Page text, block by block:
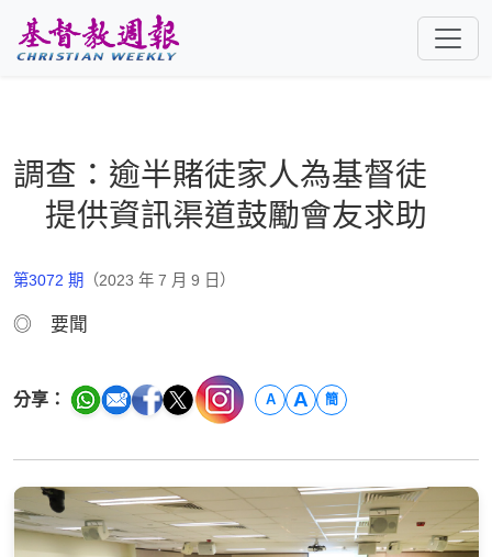
調查：逾半賭徒家人為基督徒
提供資訊渠道鼓勵會友求助
第3072 期 （2023 年 7 月 9 日）
◎ 要聞
分享： A A 簡